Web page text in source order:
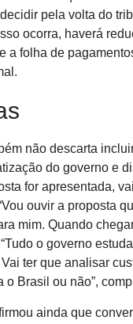
decidir pela volta do
ocorra, haverá
a folha de
não descarta
do governo e
for apresentada,
ouvir a proposta
mim. Quando
o governo
ter que analisar
o Brasil ou não”,
ainda que